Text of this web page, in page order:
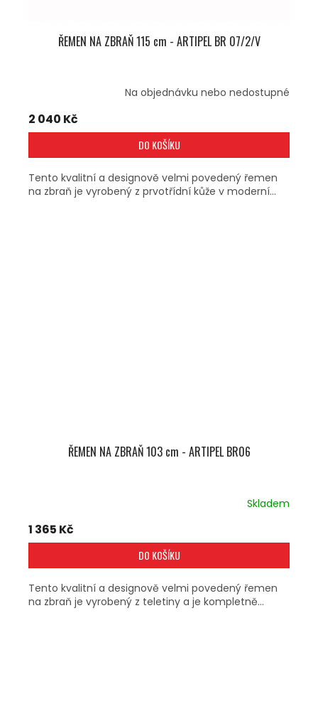
ŘEMEN NA ZBRAŇ 115 cm - ARTIPEL BR 07/2/V
Na objednávku nebo nedostupné
2 040 Kč
DO KOŠÍKU
Tento kvalitní a designově velmi povedený řemen
na zbraň je vyrobený z prvotřídní kůže v moderní...
ŘEMEN NA ZBRAŇ 103 cm - ARTIPEL BR06
Skladem
1 365 Kč
DO KOŠÍKU
Tento kvalitní a designově velmi povedený řemen
na zbraň je vyrobený z teletiny a je kompletně...